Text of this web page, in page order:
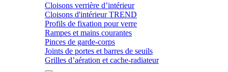
Cloisons verrière d’intérieur
Cloisons d'intérieur TREND
Profils de fixation pour verre
Rampes et mains courantes
Pinces de garde-corps
Joints de portes et barres de seuils
Grilles d’aération et cache-radiateur